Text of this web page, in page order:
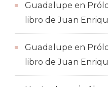
Guadalupe en
libro de Juan
Guadalupe en
libro de Juan